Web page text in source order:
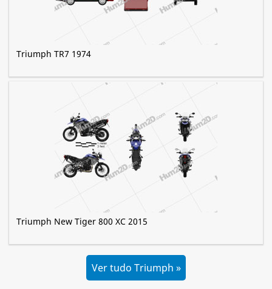
Triumph TR7 1974
Triumph New Tiger 800 XC 2015
Ver tudo Triumph »